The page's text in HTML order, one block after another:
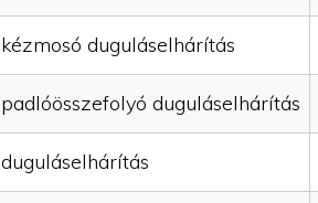
kézmosó duguláselhárítás
padlóösszefolyó duguláselhárítás
duguláselhárítás